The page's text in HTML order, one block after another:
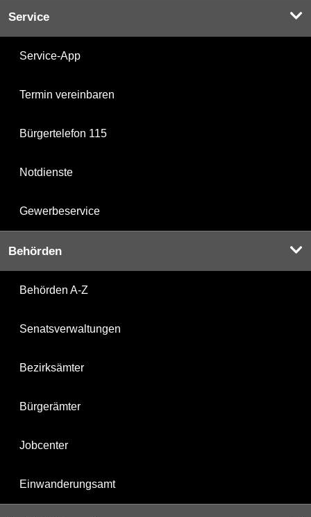
Service
Service-App
Termin vereinbaren
Bürgertelefon 115
Notdienste
Gewerbeservice
Behörden
Behörden A-Z
Senatsverwaltungen
Bezirksämter
Bürgerämter
Jobcenter
Einwanderungsamt